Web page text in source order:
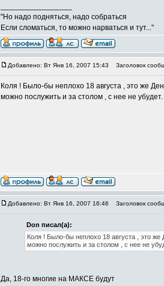
"Но надо подняться, надо собраться
Если сломаться, то можно нарваться и тут..."
Добавлено: Вт Янв 16, 2007 15:43 Заголовок
Коля ! Было-бы неплохо 18 августа , это же
можно послужить и за столом , с нее не
Добавлено: Вт Янв 16, 2007 16:46 Заголовок
Don писал(а):
Коля ! Было-бы неплохо 18 августа , это
можно послужить и за столом , с нее не
Да, 18-го многие на МАКСЕ будут